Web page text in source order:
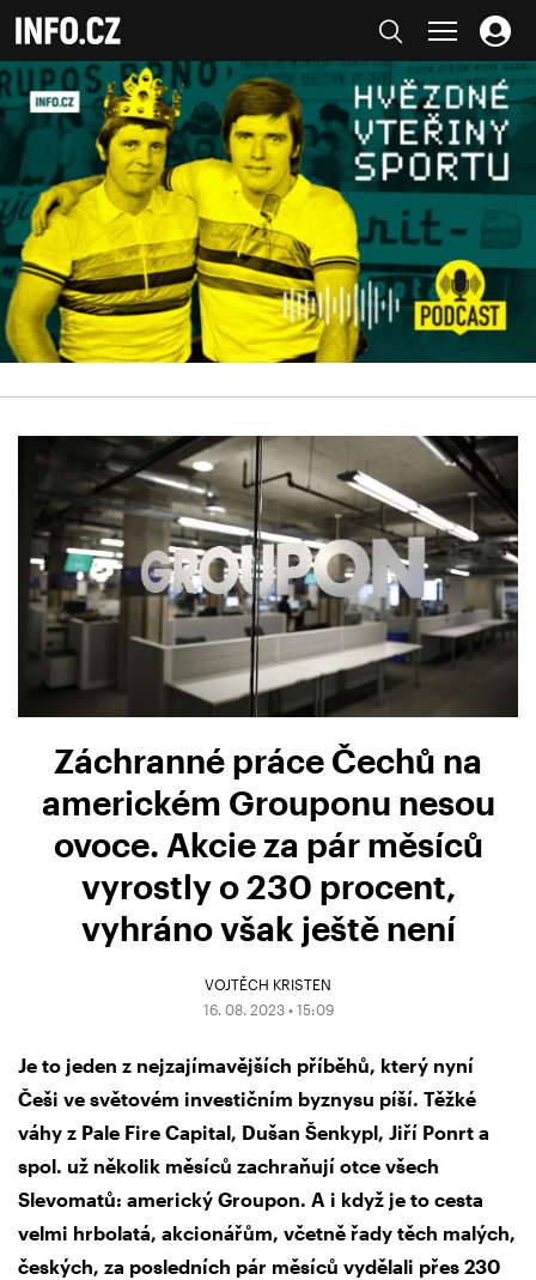
Záchranné práce Čechů na
americkém Grouponu nesou
ovoce. Akcie za pár měsíců
vyrostly o 230 procent,
vyhráno však ještě není
VOJTĚCH KRISTEN
16. 08. 2023 • 15:09
Je to jeden z nejzajímavějších příběhů, který nyní
Češi ve světovém investičním byznysu píší. Těžké
váhy z Pale Fire Capital, Dušan Šenkypl, Jiří Ponrt a
spol. už několik měsíců zachraňují otce všech
Slevomatů: americký Groupon. A i když je to cesta
velmi hrbolatá, akcionářům, včetně řady těch malých,
českých, za posledních pár měsíců vydělali přes 230